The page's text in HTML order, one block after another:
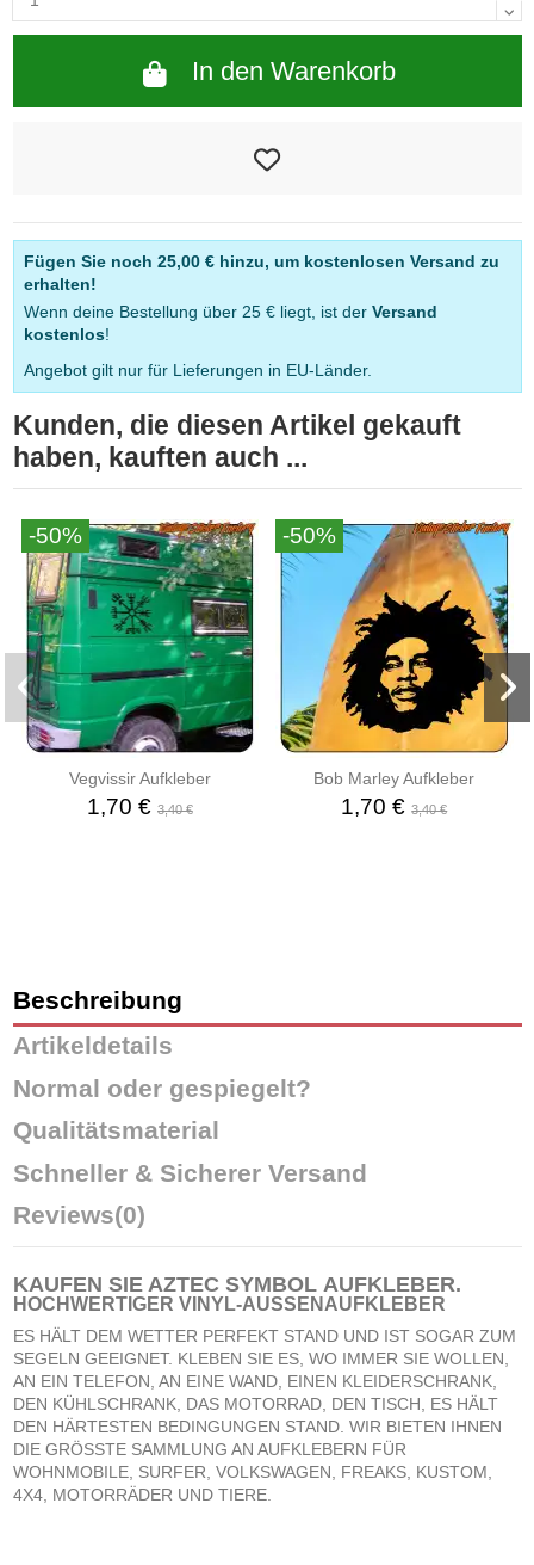
In den Warenkorb
Fügen Sie noch 25,00 €hinzu, um kostenlosen Versand zu
erhalten!
Wenn deine Bestellung über 25 € liegt, ist der Versand
kostenlos!
Angebot gilt nur für Lieferungen in EU-Länder.
Kunden, die diesen Artikel gekauft
haben, kauften auch ...
-50%
Vegvissir Aufkleber
1,70 € 3,40 €
-50%
Bob Marley Aufkleber
1,70 €3,40 €
Beschreibung
Artikeldetails
Normal oder gespiegelt?
Qualitätsmaterial
Schneller & Sicherer Versand
Reviews(0)
KAUFEN SIE AZTEC SYMBOLAUFKLEBER.
HOCHWERTIGER VINYL-AUSSENAUFKLEBER
ES HÄLT DEM WETTER PERFEKT STAND UND IST SOGAR ZUM
SEGELN GEEIGNET. KLEBEN SIE ES, WO IMMER SIE WOLLEN,
AN EIN TELEFON, AN EINE WAND, EINEN KLEIDERSCHRANK,
DEN KÜHLSCHRANK, DAS MOTORRAD, DEN TISCH, ES HÄLT
DEN HÄRTESTEN BEDINGUNGEN STAND. WIR BIETEN IHNEN
DIE GRÖSSTE SAMMLUNG AN AUFKLEBERN FÜR
WOHNMOBILE, SURFER, VOLKSWAGEN, FREAKS, KUSTOM,
4X4, MOTORRÄDER UND TIERE.